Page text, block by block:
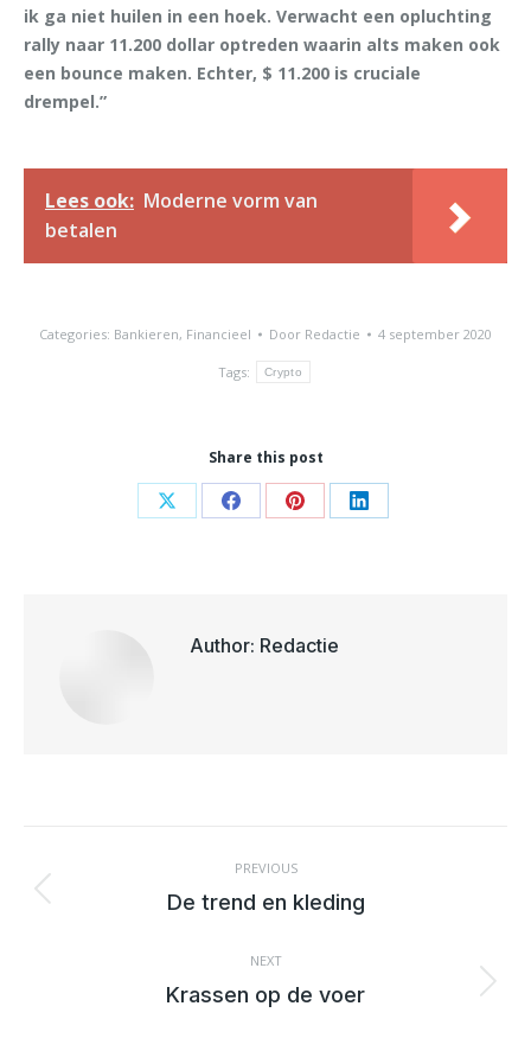
ik ga niet huilen in een hoek. Verwacht een opluchting
rally naar 11.200 dollar optreden waarin alts maken ook
een bounce maken. Echter, $ 11.200 is cruciale
drempel.”
Lees ook: Moderne vorm van
betalen
Categories: Bankieren, Financieel Door Redactie 4 september 2020
Tags: Crypto
Share this post
Share Share Share Share
Author: Redactie
NAVIGATION
PREVIOUS
Previous
De trend en kleding
NEXT
Next
Krassen op de voer